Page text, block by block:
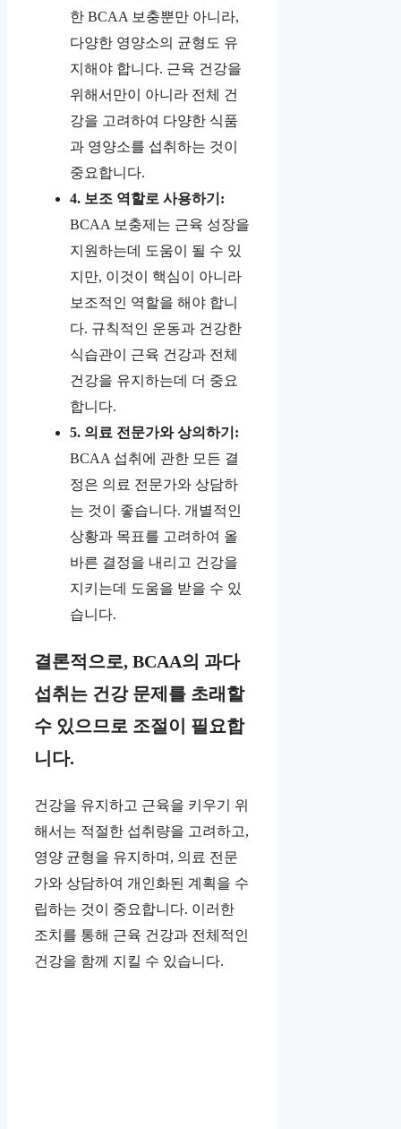
한 BCAA 보충뿐만 아니라,
다양한 영양소의 균형도 유
지해야 합니다. 근육 건강을
위해서만이 아니라 전체 건
강을 고려하여 다양한 식품
과 영양소를 섭취하는 것이
중요합니다.
4. 보조 역할로 사용하기:
BCAA 보충제는 근육 성장을
지원하는데 도움이 될 수 있
지만, 이것이 핵심이 아니라
보조적인 역할을 해야 합니
다. 규칙적인 운동과 건강한
식습관이 근육 건강과 전체
건강을 유지하는데 더 중요
합니다.
5. 의료 전문가와 상의하기:
BCAA 섭취에 관한 모든 결
정은 의료 전문가와 상담하
는 것이 좋습니다. 개별적인
상황과 목표를 고려하여 올
바른 결정을 내리고 건강을
지키는데 도움을 받을 수 있
습니다.
결론적으로, BCAA의 과다
섭취는 건강 문제를 초래할
수 있으므로 조절이 필요합
니다.
건강을 유지하고 근육을 키우기 위
해서는 적절한 섭취량을 고려하고,
영양 균형을 유지하며, 의료 전문
가와 상담하여 개인화된 계획을 수
립하는 것이 중요합니다. 이러한
조치를 통해 근육 건강과 전체적인
건강을 함께 지킬 수 있습니다.